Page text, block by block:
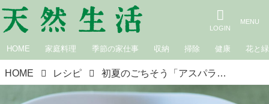
HOME 家庭料理 季節の家仕事 収納 掃除 健康 花と緑
HOME レシピ 初夏のごちそう「アスパラガスとダイスチーズのごはん」のつくり方。みずみずしい香りとチーズのコクが好相性！食卓が華やぐ炊き込みごはん｜松田美智子の季節の仕事